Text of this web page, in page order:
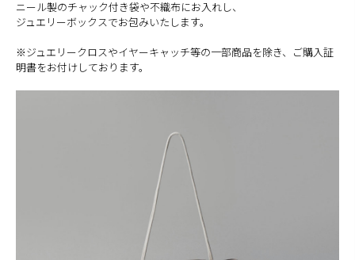
ニール製のチャック付き袋や不織布にお入れし、
ジュエリーボックスでお包みいたします。
※ジュエリークロスやイヤーキャッチ等の一部商品を除き、ご購入証
明書をお付けしております。